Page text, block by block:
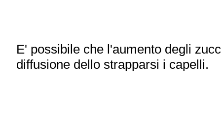
E' possibile che l'aumento degli
diffusione dello strapparsi i capelli.